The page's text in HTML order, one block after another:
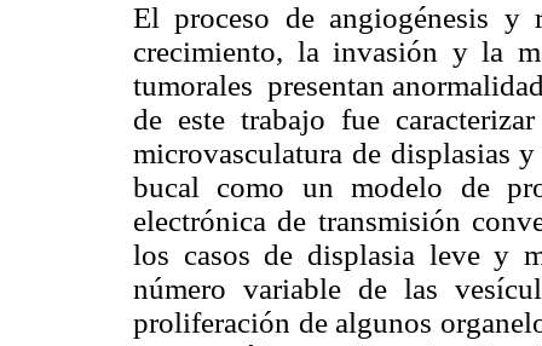
El proceso de angiogénesis y
crecimiento, la invasión y la
tumorales presentan
de este trabajo fue
microvasculatura de displasias
bucal como un modelo de
electrónica de transmisión
los casos de displasia leve y
número variable de las
proliferación de algunos